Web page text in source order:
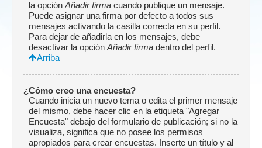
la opción Añadir firma cuando publique un mensaje.
Puede asignar una firma por defecto a todos sus
mensajes activando la casilla correcta en su perfil.
Para dejar de añadirla en los mensajes, debe
desactivar la opción Añadir firma dentro del perfil.
Arriba
¿Cómo creo una encuesta?
Cuando inicia un nuevo tema o edita el primer mensaje
del mismo, debe hacer clic en la etiqueta "Agregar
Encuesta" debajo del formulario de publicación; si no la
visualiza, significa que no posee los permisos
apropiados para crear encuestas. Inserte un título y al